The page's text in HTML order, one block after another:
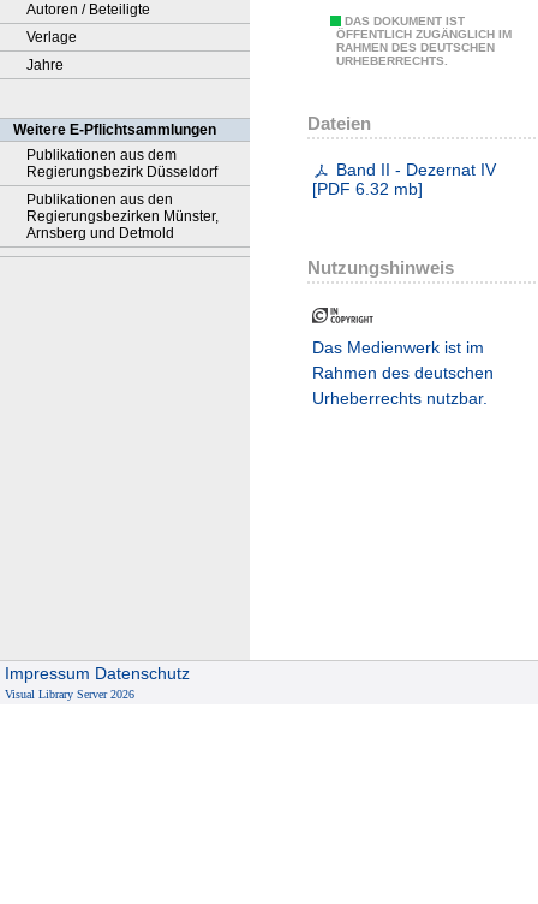
Autoren / Beteiligte
Verlage
Jahre
Weitere E-Pflichtsammlungen
Publikationen aus dem
Regierungsbezirk Düsseldorf
Publikationen aus den
Regierungsbezirken Münster,
Arnsberg und Detmold
DAS DOKUMENT IST
ÖFFENTLICH ZUGÄNGLICH IM
RAHMEN DES DEUTSCHEN
URHEBERRECHTS.
Dateien
Band II - Dezernat IV
[PDF 6.32 mb]
Nutzungshinweis
Das Medienwerk ist im
Rahmen des deutschen
Urheberrechts nutzbar.
Impressum Datenschutz
Visual Library Server 2026